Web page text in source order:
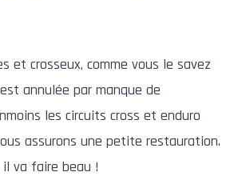
et crosseux, comme vous le savez
annulée par manque de
les circuits cross et enduro
assurons une petite restauration.
il va faire beau !